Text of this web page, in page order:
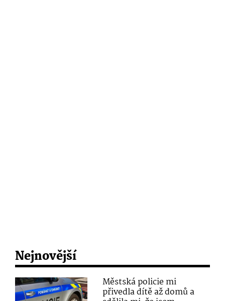
Nejnovější
Městská policie mi
přivedla dítě až domů a